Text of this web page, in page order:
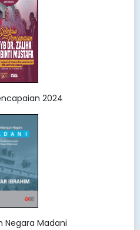
2024
Negara Madani